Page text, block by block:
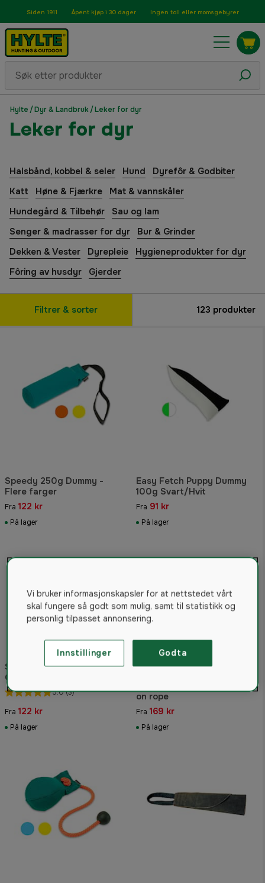
Siden 1911 Åpent kjøp i 30 dager Ingen toll eller momsgebyrer
Hylte /Dyr & Landbruk/Leker for dyr
Leker for dyr
Halsbånd, kobbel & seler Hund
Dyrefôr & Godbiter
Katt
Høne & Fjærkre
Mat & vannskåler
Hundegård & Tilbehør
Sau og lam
Senger & madrasser for dyr
Bur & Grinder
Dekken & Vester
Dyrepleie
Hygieneprodukter for dyr
Fôring av husdyr
Gjerder
Filtrer & sorter 123 produkter
Speedy 250g Dummy -
Flere farger
Fra 122 kr
På lager
Easy Fetch Puppy Dummy
100g Svart/Hvit
Fra 91 kr
På lager
Standard Dummy 250g
Grønn
5.0(3)
Fra 122 kr
På lager
Non-Stop Dogwear Dog ball
on rope
Fra 169 kr
På lager
Vi bruker informasjonskapsler for at nettstedet vårt
skal fungere så godt som mulig, samt til statistikk og
personlig tilpasset annonsering.
Innstillinger Godta